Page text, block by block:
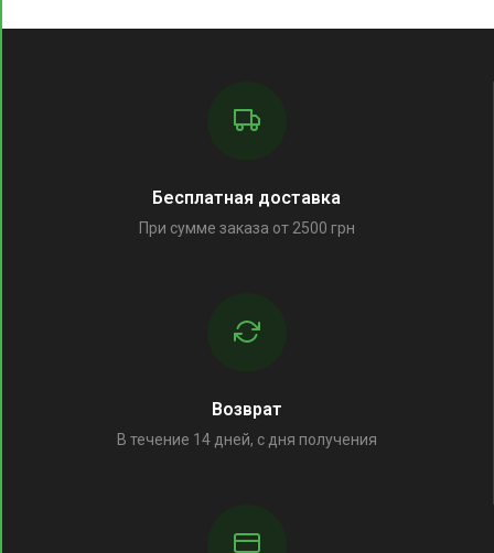
Бесплатная доставка
При сумме заказа от 2500 грн
Возврат
В течение 14 дней, с дня получения